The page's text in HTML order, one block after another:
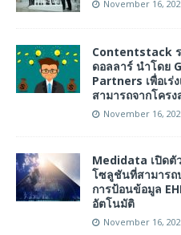
November 16,
Contentstack
ดอลลาร์ นำโดย
Partners เพื่อเร่
สามารถจากโคร
November 16,
Medidata เปิดตั
โซลูชันที่สามาร
การป้อนข้อมูล
อัตโนมัติ
November 16,